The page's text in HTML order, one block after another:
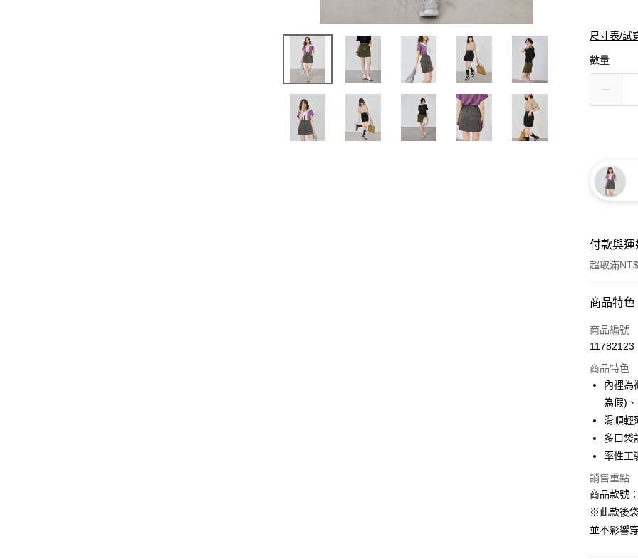
尺寸表/試
數量
付款與
超取滿
付款方式
信用卡一
超商取貨
LINE Pay
街口支付
運送方式
全家取貨
每筆
商品特色
商品編號
11782123
商品特色
內裡為
為假)
滑順輕
多口袋
率性工
銷售重點
商品款號
※此款後
並不影響